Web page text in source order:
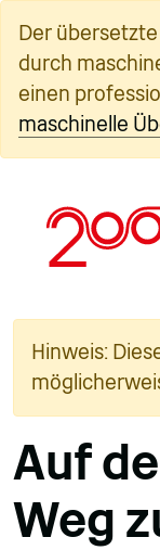
Inhalt
springen
Der
durch
einen
maschinelle
Hinweis:
Auf
Weg